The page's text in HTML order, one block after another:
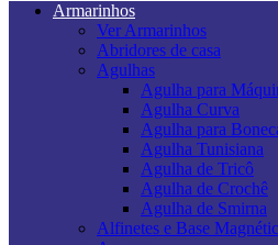
Armarinhos
Ver Armarinhos
Abridores de casa
Agulhas
Agulha para
Agulha Curva
Agulha para
Agulha Tunisiana
Agulha de Tricô
Agulha de Crochê
Agulha de Smirna
Alfinetes e Base